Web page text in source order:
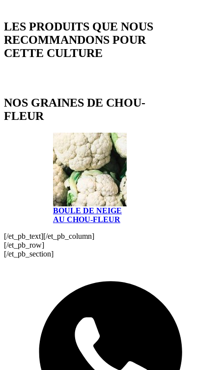
LES PRODUITS QUE NOUS
RECOMMANDONS POUR
CETTE CULTURE
NOS GRAINES DE CHOU-
FLEUR
BOULE DE NEIGE
AU CHOU-FLEUR
[/et_pb_text][/et_pb_column]
[/et_pb_row]
[/et_pb_section]